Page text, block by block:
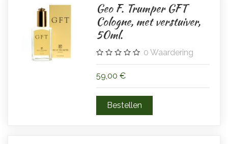
Geo F. Trumper GFT
Cologne, met verstuiver,
50ml.
0 Waardering
59,00 €